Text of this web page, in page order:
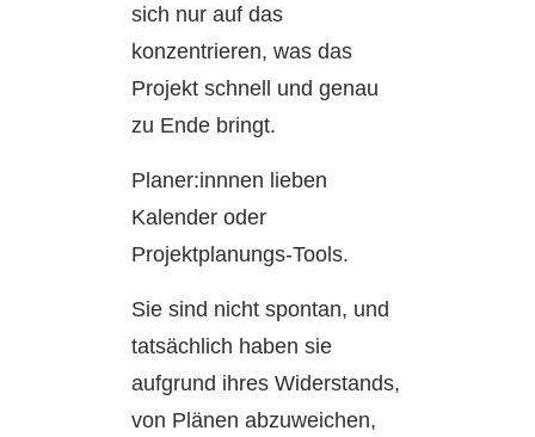
sich nur auf das
konzentrieren, was das
Projekt schnell und genau
zu Ende bringt.
Planer:innnen lieben
Kalender oder
Projektplanungs-Tools.
Sie sind nicht spontan, und
tatsächlich haben sie
aufgrund ihres Widerstands,
von Plänen abzuweichen,